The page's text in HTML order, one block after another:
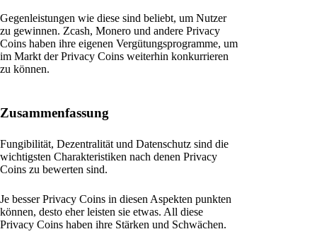
Gegenleistungen wie diese sind beliebt, um Nutzer
zu gewinnen. Zcash, Monero und andere Privacy
Coins haben ihre eigenen Vergütungsprogramme, um
im Markt der Privacy Coins weiterhin konkurrieren
zu können.
Zusammenfassung
Fungibilität, Dezentralität und Datenschutz sind die
wichtigsten Charakteristiken nach denen Privacy
Coins zu bewerten sind.
Je besser Privacy Coins in diesen Aspekten punkten
können, desto eher leisten sie etwas. All diese
Privacy Coins haben ihre Stärken und Schwächen.